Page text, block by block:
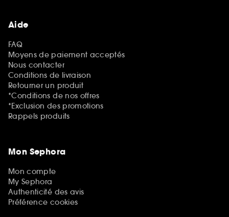
Aide
FAQ
Moyens de paiement acceptés
Nous contacter
Conditions de livraison
Retourner un produit
*Conditions de nos offres
*Exclusion des promotions
Rappels produits
Mon Sephora
Mon compte
My Sephora
Authenticité des avis
Préférence cookies